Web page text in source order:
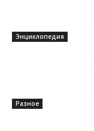
Энциклопедия
Разное